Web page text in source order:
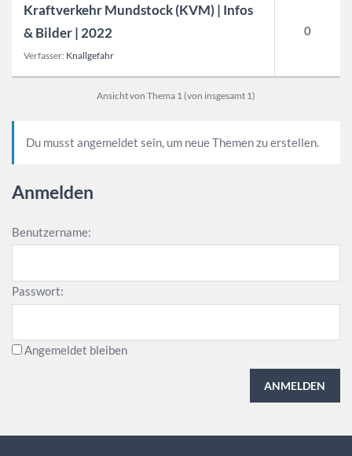
Kraftverkehr Mundstock (KVM) | Infos
& Bilder | 2022
Verfasser: Knallgefahr
0
Ansicht von Thema 1 (von insgesamt 1)
Du musst angemeldet sein, um neue Themen zu erstellen.
Anmelden
Benutzername:
Passwort:
Angemeldet bleiben
ANMELDEN